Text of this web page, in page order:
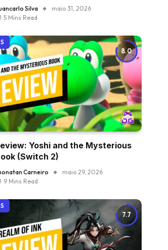
Silva
maio 31, 2026
5 Mins Read
8.0
Yoshi and the Mysterious
(Switch 2)
Carneiro
maio 29, 2026
9 Mins Read
7.7